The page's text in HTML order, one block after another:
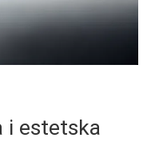
i estetska